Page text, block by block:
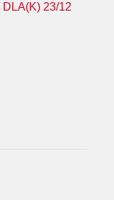
DLA(K) 23/12